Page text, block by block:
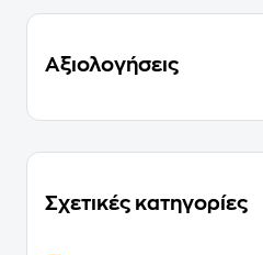
Αξιολογήσεις
Σχετικές κατηγορίες